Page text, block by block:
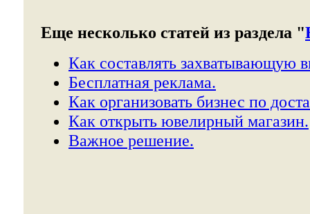
Еще несколько статей из раздела "
Как составлять захватывающую
Бесплатная реклама.
Как организовать бизнес по
Как открыть ювелирный магазин.
Важное решение.